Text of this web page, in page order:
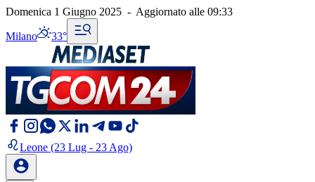
Domenica 1 Giugno 2025 - Aggiornato alle 09:33
Milano 33°
Leone (23 Lug - 23 Ago)